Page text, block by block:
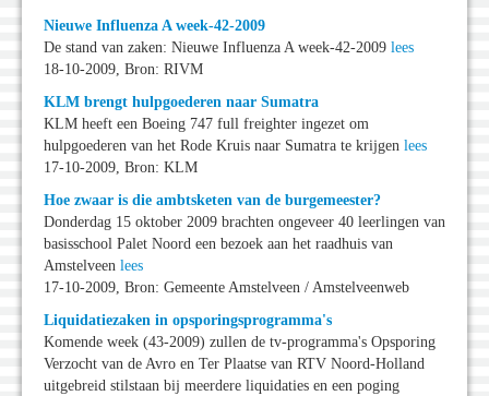
Nieuwe Influenza A week-42-2009
De stand van zaken: Nieuwe Influenza A week-42-2009 lees
18-10-2009, Bron: RIVM
KLM brengt hulpgoederen naar Sumatra
KLM heeft een Boeing 747 full freighter ingezet om
hulpgoederen van het Rode Kruis naar Sumatra te krijgen lees
17-10-2009, Bron: KLM
Hoe zwaar is die ambtsketen van de burgemeester?
Donderdag 15 oktober 2009 brachten ongeveer 40 leerlingen van
basisschool Palet Noord een bezoek aan het raadhuis van
Amstelveen lees
17-10-2009, Bron: Gemeente Amstelveen / Amstelveenweb
Liquidatiezaken in opsporingsprogramma's
Komende week (43-2009) zullen de tv-programma's Opsporing
Verzocht van de Avro en Ter Plaatse van RTV Noord-Holland
uitgebreid stilstaan bij meerdere liquidaties en een poging